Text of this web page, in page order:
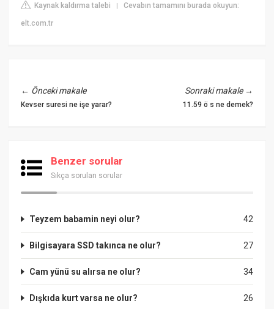
Kaynak kaldırma talebi |Cevabın tamamını burada okuyun:
elt.com.tr
← Önceki makale
Kevser suresi ne işe yarar?
Sonraki makale→
11.59 ö s ne demek?
Benzer sorular
Sıkça sorulan sorular
42
Teyzem babamin neyi olur?
27
Bilgisayara SSD takınca ne olur?
34
Cam yünü su alırsa ne olur?
26
Dışkıda kurt varsa ne olur?